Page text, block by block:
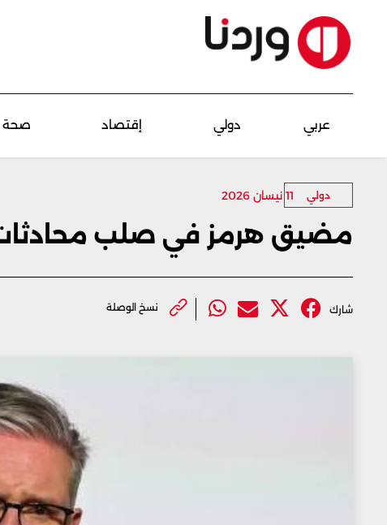
عربي دولي إقتصاد صحة
دولي 11 نيسان 2026
مضيق هرمز في صلب محادثات
شارك نسخ الوصلة